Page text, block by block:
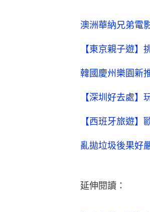
澳洲華納兄弟電
【東京親子遊
韓國慶州樂園
【深圳好去處
【西班牙旅遊
亂拋垃圾後果
延伸閱讀：